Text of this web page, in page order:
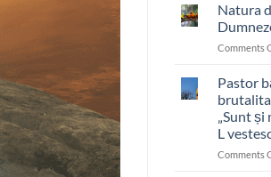
Natura
Comments
Pastor
„Sunt și
L
Comments